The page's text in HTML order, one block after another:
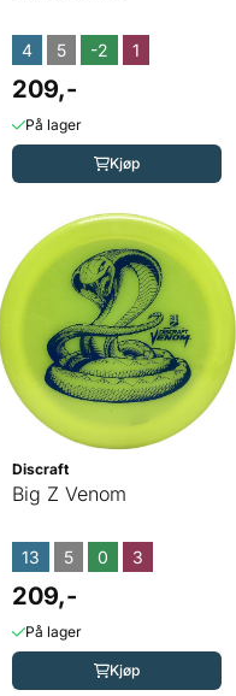
4 5 -2 1
209,-
På lager
Kjøp
Discraft
Big Z Venom
13 5 0 3
209,-
På lager
Kjøp